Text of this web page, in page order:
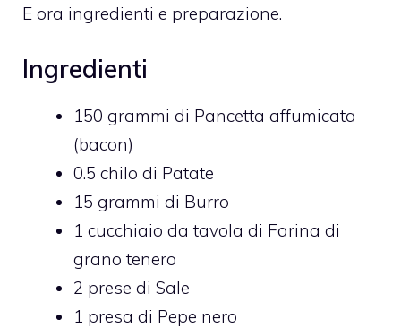
E ora ingredienti e preparazione.
Ingredienti
150 grammi di Pancetta affumicata
(bacon)
0.5 chilo di Patate
15 grammi di Burro
1 cucchiaio da tavola di Farina di
grano tenero
2 prese di Sale
1 presa di Pepe nero